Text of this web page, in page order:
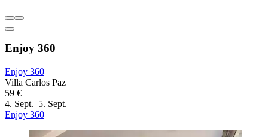
Enjoy 360
Enjoy 360
Villa Carlos Paz
59 €
4. Sept.–5. Sept.
Enjoy 360